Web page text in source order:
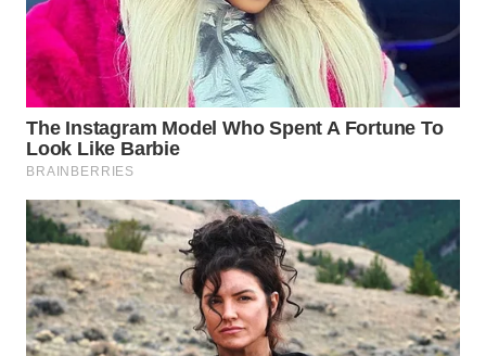
WN
BEKASI
WN
BOGOR
DEPOK
WN
TAPANULI
UTARA